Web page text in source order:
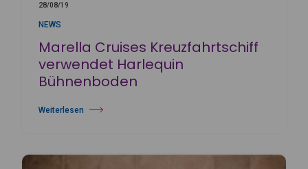
28/08/19
NEWS
Marella Cruises Kreuzfahrtschiff
verwendet Harlequin
Bühnenboden
Weiterlesen
über Marella Cruises Kreuzfahrtschiff verwendet Harlequin